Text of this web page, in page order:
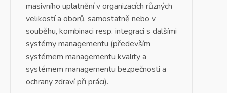
masivního uplatnění v organizacích různých
velikostí a oborů, samostatně nebo v
souběhu, kombinaci resp. integraci s dalšími
systémy managementu (především
systémem managementu kvality a
systémem managementu bezpečnosti a
ochrany zdraví při práci).